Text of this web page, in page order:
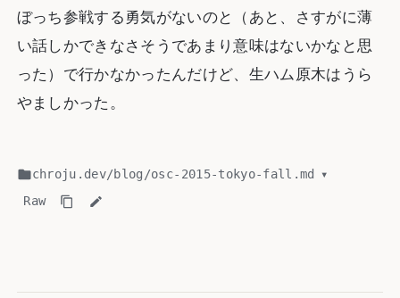
ぼっち参戦する勇気がないのと（あと、さすがに薄
い話しかできなさそうであまり意味はないかなと思
った）で行かなかったんだけど、生ハム原木はうら
やましかった。
chroju.dev/blog /osc-2015-tokyo-fall.md
▾
Raw